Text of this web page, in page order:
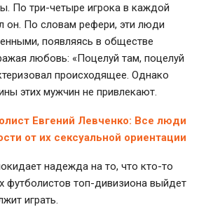
По три-четыре игрока в каждой
По словам рефери, эти люди
появляясь в обществе
любовь: «Поцелуй там, поцелуй
происходящее. Однако
этих мужчин не привлекают.
Евгений Левченко: Все люди
от их сексуальной ориентации
надежда на то, что кто-то
футболистов топ-дивизиона выйдет
играть.